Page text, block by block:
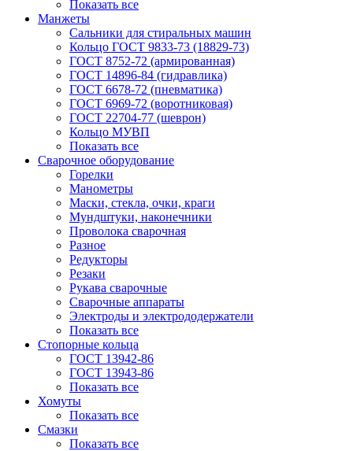
Показать все
Манжеты
Сальники для стиральных машин
Кольцо ГОСТ 9833-73 (18829-73)
ГОСТ 8752-72 (армированная)
ГОСТ 14896-84 (гидравлика)
ГОСТ 6678-72 (пневматика)
ГОСТ 6969-72 (воротниковая)
ГОСТ 22704-77 (шеврон)
Кольцо МУВП
Показать все
Сварочное оборудование
Горелки
Манометры
Маски, стекла, очки, краги
Мундштуки, наконечники
Проволока сварочная
Разное
Редукторы
Резаки
Рукава сварочные
Сварочные аппараты
Электроды и электрододержатели
Показать все
Стопорные кольца
ГОСТ 13942-86
ГОСТ 13943-86
Показать все
Хомуты
Показать все
Смазки
Показать все